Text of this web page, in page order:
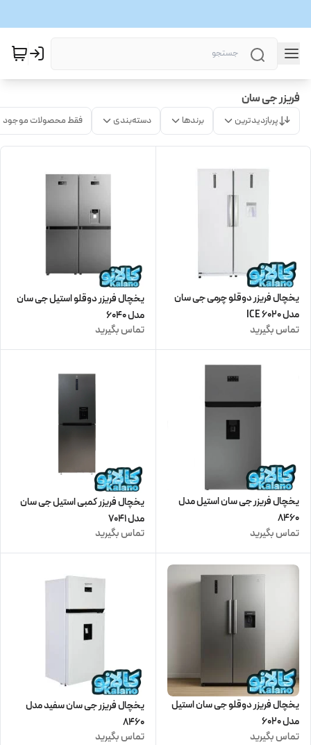
فریزر جی سان
پربازدیدترین برندها دسته‌بندی فقط محصولات موجود
یخچال فریزر دوقلو چرمی جی سان
مدل 6020 ICE
تماس بگیرید
یخچال فریزر دوقلو استیل جی سان
مدل 6040
تماس بگیرید
یخچال فریزر جی سان استیل مدل
8460
تماس بگیرید
یخچال فریزر کمبی استیل جی سان
مدل 7041
تماس بگیرید
یخچال فریزر دوقلو جی سان استیل
مدل 6020
تماس بگیرید
یخچال فریزر جی سان سفید مدل
8460
تماس بگیرید